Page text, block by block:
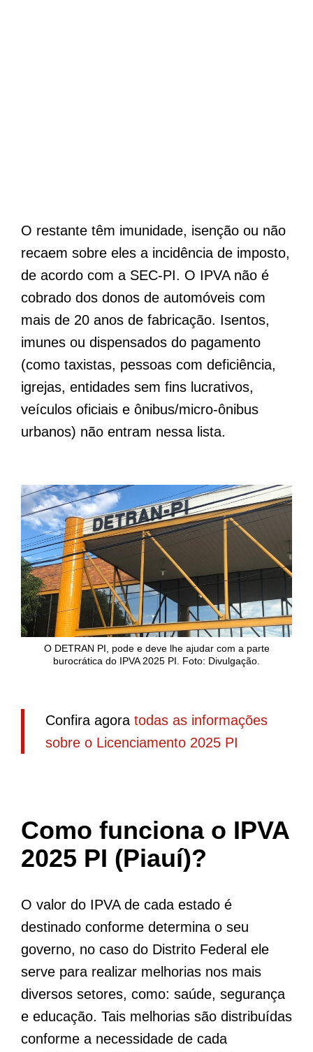
O restante têm imunidade, isenção ou não
recaem sobre eles a incidência de imposto,
de acordo com a SEC-PI. O IPVA não é
cobrado dos donos de automóveis com
mais de 20 anos de fabricação. Isentos,
imunes ou dispensados do pagamento
(como taxistas, pessoas com deficiência,
igrejas, entidades sem fins lucrativos,
veículos oficiais e ônibus/micro-ônibus
urbanos) não entram nessa lista.
O DETRAN PI, pode e deve lhe ajudar com a parte
burocrática do IPVA 2025 PI. Foto: Divulgação.
Confira agora todas as informações
sobre o Licenciamento 2025 PI
Como funciona o IPVA
2025 PI (Piauí)?
O valor do IPVA de cada estado é
destinado conforme determina o seu
governo, no caso do Distrito Federal ele
serve para realizar melhorias nos mais
diversos setores, como: saúde, segurança
e educação. Tais melhorias são distribuídas
conforme a necessidade de cada